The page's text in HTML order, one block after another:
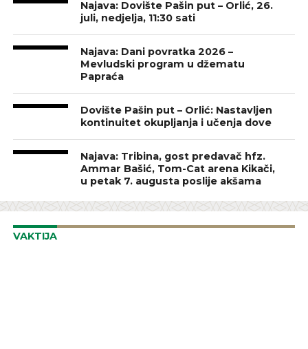
Najava: Dovište Pašin put – Orlić, 26.
juli, nedjelja, 11:30 sati
Najava: Dani povratka 2026 –
Mevludski program u džematu
Papraća
Dovište Pašin put – Orlić: Nastavljen
kontinuitet okupljanja i učenja dove
Najava: Tribina, gost predavač hfz.
Ammar Bašić, Tom-Cat arena Kikači,
u petak 7. augusta poslije akšama
VAKTIJA